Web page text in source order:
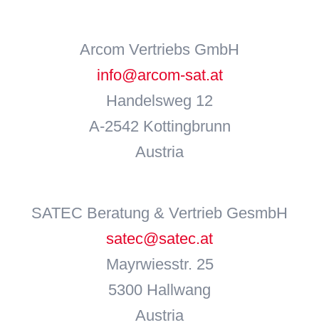
Arcom Vertriebs GmbH
info@arcom-sat.at
Handelsweg 12
A-2542 Kottingbrunn
Austria
SATEC Beratung & Vertrieb GesmbH
satec@satec.at
Mayrwiesstr. 25
5300 Hallwang
Austria